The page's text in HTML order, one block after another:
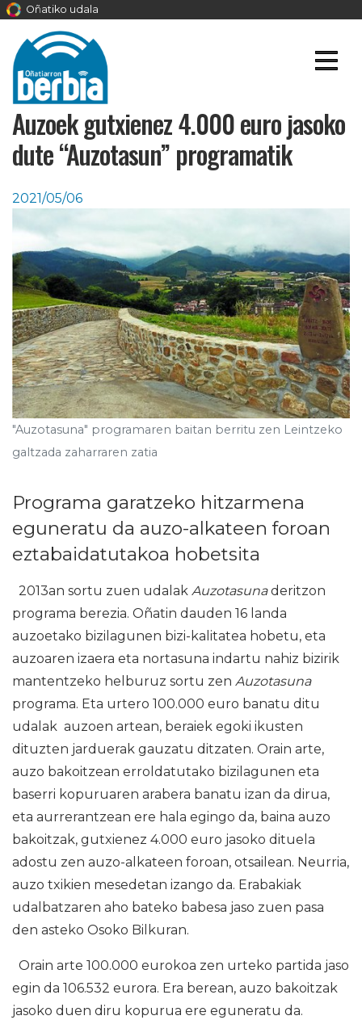
Oñatiko udala
Auzoek gutxienez 4.000 euro jasoko
dute “Auzotasun” programatik
2021/05/06
"Auzotasuna" programaren baitan berritu zen Leintzeko
galtzada zaharraren zatia
Programa garatzeko hitzarmena
eguneratu da auzo-alkateen foroan
eztabaidatutakoa hobetsita
2013an sortu zuen udalak Auzotasunaderitzon
programa berezia. Oñatin dauden 16 landa
auzoetako bizilagunen bizi-kalitatea hobetu, eta
auzoaren izaera eta nortasuna indartu nahiz bizirik
mantentzeko helburuz sortu zen Auzotasuna
programa. Eta urtero 100.000 euro banatu ditu
udalak auzoen artean, beraiek egoki ikusten
dituzten jarduerak gauzatu ditzaten. Orain arte,
auzo bakoitzean erroldatutako bizilagunen eta
baserri kopuruaren arabera banatu izan da dirua,
eta aurrerantzean ere hala egingo da, baina auzo
bakoitzak, gutxienez 4.000 euro jasoko dituela
adostu zen auzo-alkateen foroan, otsailean. Neurria,
auzo txikien mesedetan izango da. Erabakiak
udalbatzaren aho bateko babesa jaso zuen pasa
den asteko Osoko Bilkuran.
Orain arte 100.000 eurokoa zen urteko partida jaso
egin da 106.532 eurora. Era berean, auzo bakoitzak
jasoko duen diru kopurua ere eguneratu da.